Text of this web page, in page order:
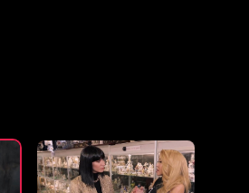
Yuborish
Tizimga kirish